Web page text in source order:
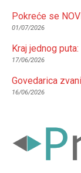
Pokreće se
01/07/2026
Kraj jednog
17/06/2026
Govedarica
16/06/2026